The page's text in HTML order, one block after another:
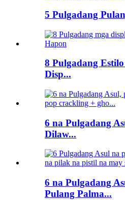
5 Pulgadang
8 Pulgadang
Disp...
6 na Pulgadang
Dilaw...
6 na Pulgadang
Pulang Palma...